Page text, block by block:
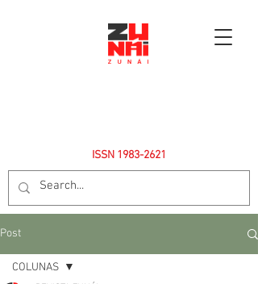
ISSN 1983-2621
Post
COLUNAS